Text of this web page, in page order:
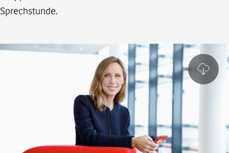
Sprechstunde.